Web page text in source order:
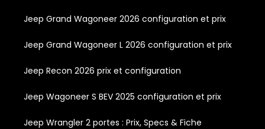
Jeep Grand Wagoneer 2026 configuration et prix
Jeep Grand Wagoneer L 2026 configuration et prix
Jeep Recon 2026 prix et configuration
Jeep Wagoneer S BEV 2025 configuration et prix
Jeep Wrangler 2 portes : Prix, Specs & Fiche